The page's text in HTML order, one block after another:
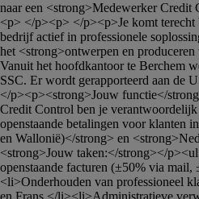
naar een <strong>Medewerker
<p> </p><p> </p><p>Je komt
bedrijf actief in professionele
het <strong>ontwerpen en
Vanuit het hoofdkantoor te Berchem
SSC. Er wordt gerapporteerd aan de
</p><p><strong>Jouw functie</
Credit Control ben je
openstaande betalingen voor klanten
en Wallonië)</strong> en
<strong>Jouw taken:</strong></
openstaande facturen (±50% via
<li>Onderhouden van professioneel
en Frans.</li><li>Administratieve